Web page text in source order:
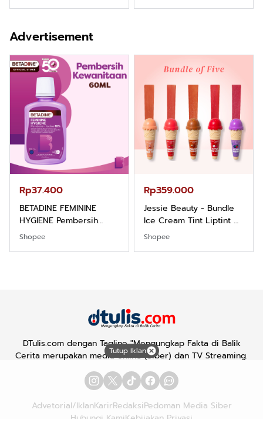
Santai Slimfit Formal
Advertisement
Rp37.400
BETADINE FEMININE
HYGIENE Pembersih
Kewanitaan 60ml
Shopee
Rp359.000
Jessie Beauty - Bundle
Ice Cream Tint Liptint All
Variant
Shopee
Tutup Iklan
DTulis.com dengan Tagline "Mengungkap Fakta di Balik
Cerita merupakan media online (Siber) dan TV Streaming.
Advetorial/IklanKarirRedaksiPedoman Media Siber
Hubungi KamiKebijakan Privasi